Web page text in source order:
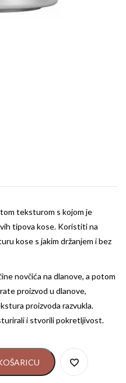
teksturom s kojom je
tipova kose. Koristiti na
kose s jakim držanjem i bez
novčića na dlanove, a potom
proizvod u dlanove,
proizvoda razvukla.
i stvorili pokretljivost.